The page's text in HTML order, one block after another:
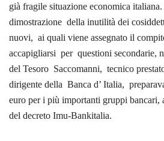
già fragile situazione economica
dimostrazione della inutilità dei
nuovi, ai quali viene assegnato il
accapigliarsi per questioni secondarie,
del Tesoro Saccomanni, tecnico
dirigente della Banca d’ Italia,
euro per i più importanti gruppi bancari,
del decreto Imu-Bankitalia.